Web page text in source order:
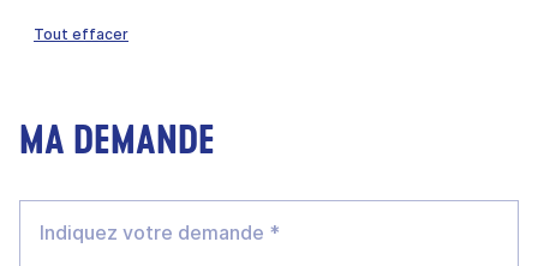
Tout effacer
MA DEMANDE